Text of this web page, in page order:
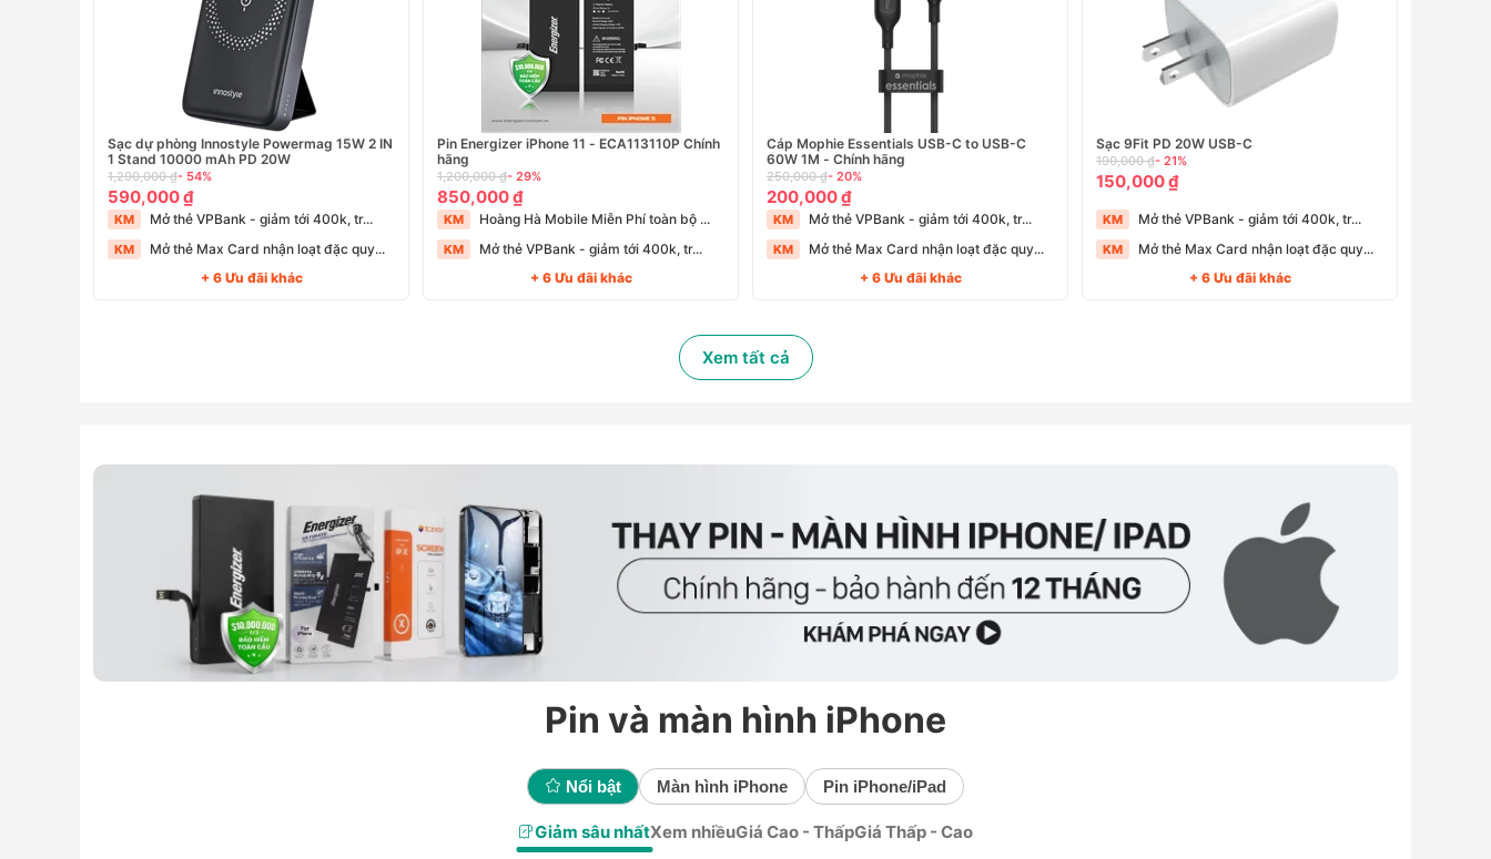
Sạc dự phòng Innostyle Powermag 15W 2 IN
1 Stand 10000 mAh PD 20W
1,290,000 ₫- 54%
590,000 ₫
KM Mở thẻ VPBank - giảm tới 400k, tr...
KM
Mở thẻ Max Card nhận loạt đặc quy...
+ 6 Ưu đãi khác
Pin Energizer iPhone 11 - ECA113110P Chính
hãng
1,200,000 ₫- 29%
850,000 ₫
KM Hoàng Hà Mobile Miễn Phí toàn bộ ...
KM
Mở thẻ VPBank - giảm tới 400k, tr...
+ 6 Ưu đãi khác
Cáp Mophie Essentials USB-C to USB-C
60W 1M - Chính hãng
250,000 ₫- 20%
200,000 ₫
KM Mở thẻ VPBank - giảm tới 400k, tr...
KM
Mở thẻ Max Card nhận loạt đặc quy...
+ 6 Ưu đãi khác
Sạc 9Fit PD 20W USB-C
190,000 ₫- 21%
150,000 ₫
KM Mở thẻ VPBank - giảm tới 400k, tr...
KM
Mở thẻ Max Card nhận loạt đặc quy...
+ 6 Ưu đãi khác
Xem tất cả
Pin và màn hình iPhone
Nổi bật Màn hình iPhone Pin iPhone/iPad
Giảm sâu nhấtXem nhiềuGiá Cao - ThấpGiá Thấp - Cao